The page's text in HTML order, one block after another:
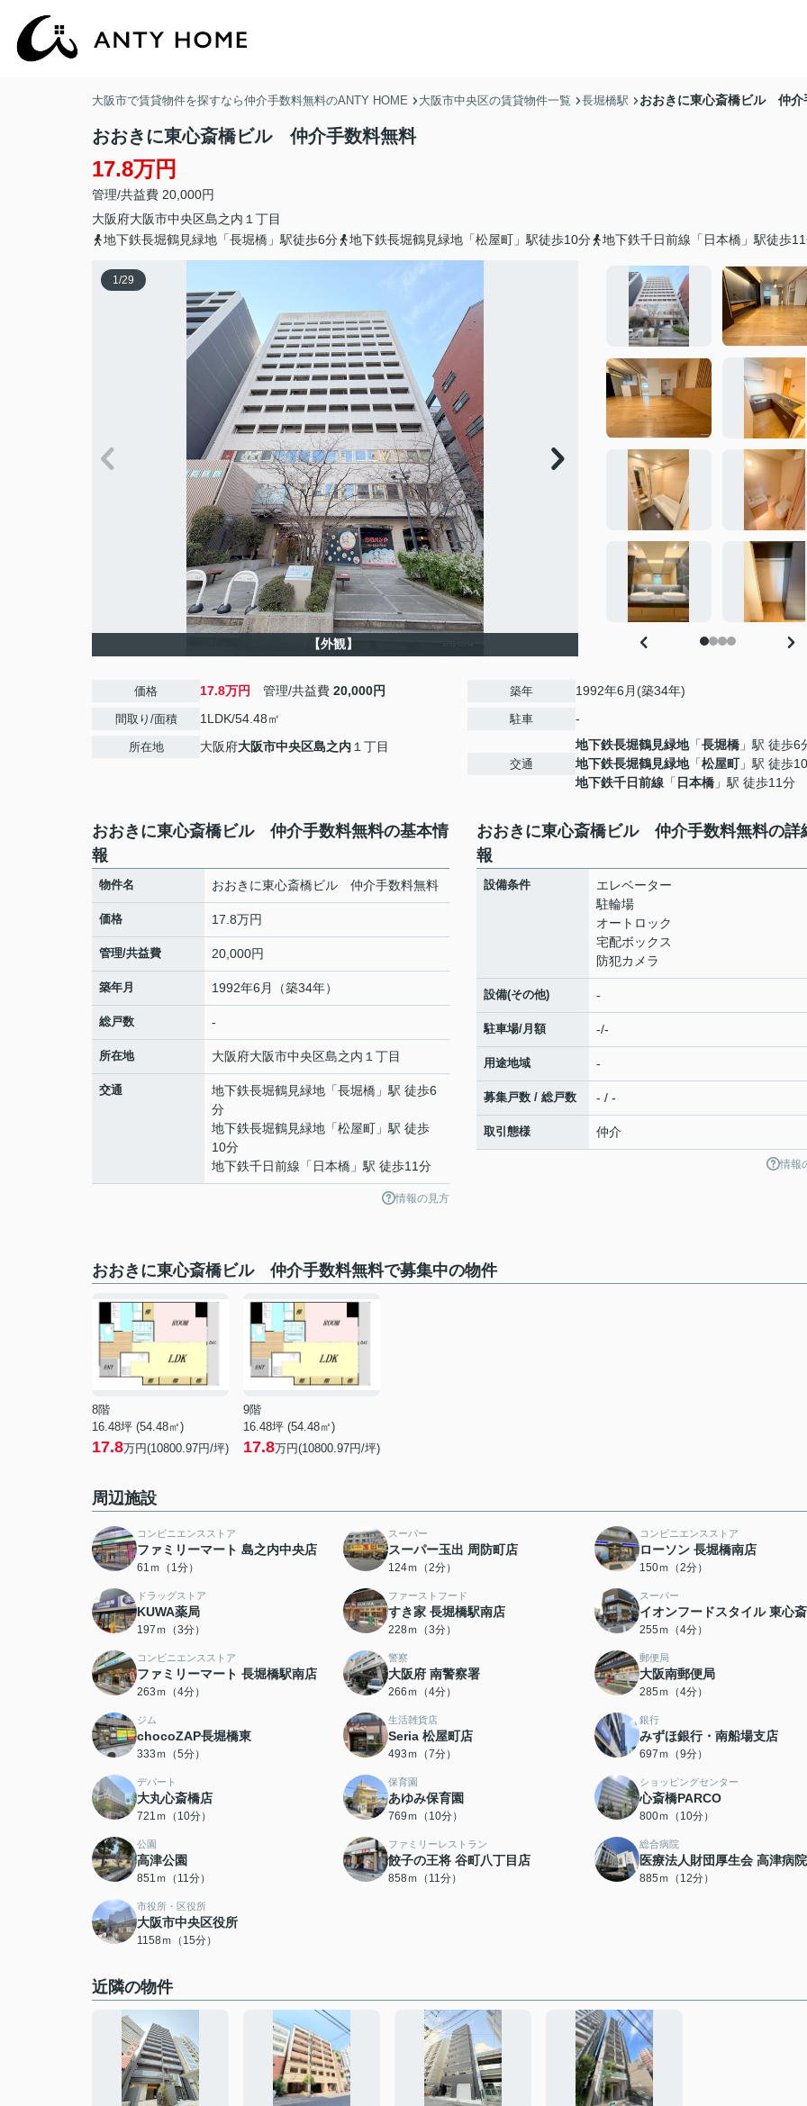
大阪市で賃貸物件を探すなら仲介手数料無料のANTY HOME 大阪市中央区の賃貸物件一覧 長堀橋駅 おおきに東心斎橋ビル 仲介
おおきに東心斎橋ビル 仲介手数料無料
17.8万円
管理/共益費 20,000円
大阪府大阪市中央区島之内 １丁目
地下鉄長堀鶴見緑地「長堀橋」駅徒歩6分
地下鉄長堀鶴見緑地「松屋町」駅徒歩10分 地下鉄千日前線「日本橋」駅徒歩
1/29
【外観】
価格 17.8万円 管理/共益費 20,000円
間取り/面積 1LDK/54.48㎡
所在地 大阪府大阪市中央区島之内 １丁目
築年 1992年6月(築34年)
駐車 -
交通
地下鉄長堀鶴見緑地「長堀橋 」駅 徒歩6
地下鉄長堀鶴見緑地「松屋町」駅 徒歩
地下鉄千日前線 「 日本橋 」駅 徒歩11分
おおきに東心斎橋ビル 仲介手数料無料の基本情
報
物件名 おおきに東心斎橋ビル 仲介手数料無料
価格 17.8万円
管理/共益費 20,000円
築年月 1992年6月（築34年）
総戸数 -
所在地 大阪府大阪市中央区島之内 １丁目
交通 地下鉄長堀鶴見緑地 「長堀橋 」駅 徒歩6
分
地下鉄長堀鶴見緑地 「松屋町 」駅 徒歩
10分
地下鉄千日前線 「 日本橋 」駅 徒歩11分
情報の見方
おおきに東心斎橋ビル 仲介手数料無料の詳
報
設備条件
エレベーター
駐輪場
オートロック
宅配ボックス
防犯カメラ
設備(その他) -
駐車場/月額 -/-
用途地域 -
募集戸数 / 総戸数 - / -
取引態様 仲介
情報
おおきに東心斎橋ビル 仲介手数料無料で募集中の物件
8階
16.48坪 (54.48㎡)
17.8万円(10800.97円/坪)
9階
16.48坪 (54.48㎡)
17.8万円(10800.97円/坪)
周辺施設
コンビニエンスストア
ファミリーマート 島之内中央店
61ｍ（1分）
スーパー
スーパー玉出 周防町店
124ｍ（2分）
コンビニエンスストア
ローソン 長堀橋南店
150ｍ（2分）
ドラッグストア
KUWA薬局
197ｍ（3分）
ファーストフード
すき家 長堀橋駅南店
228ｍ（3分）
スーパー
イオンフードスタイル 東心
255ｍ（4分）
コンビニエンスストア
ファミリーマート 長堀橋駅南店
263ｍ（4分）
警察
大阪府 南警察署
266ｍ（4分）
郵便局
大阪南郵便局
285ｍ（4分）
ジム
chocoZAP長堀橋東
333ｍ（5分）
生活雑貨店
Seria 松屋町店
493ｍ（7分）
銀行
みずほ銀行・南船場支店
697ｍ（9分）
デパート
大丸心斎橋店
721ｍ（10分）
保育園
あゆみ保育園
769ｍ（10分）
ショッピングセンター
心斎橋PARCO
800ｍ（10分）
公園
高津公園
851ｍ（11分）
ファミリーレストラン
餃子の王将 谷町八丁目店
858ｍ（11分）
総合病院
医療法人財団厚生会 高津病院
885ｍ（12分）
市役所・区役所
大阪市中央区役所
1158ｍ（15分）
近隣の物件